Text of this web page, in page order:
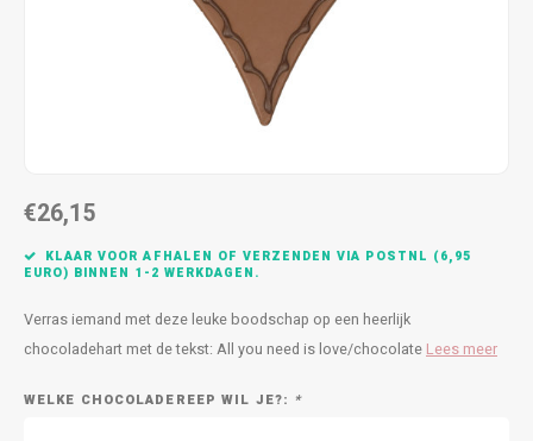
Samenwonen / Verhuizen
€26,15
KLAAR VOOR AFHALEN OF VERZENDEN VIA POSTNL (6,95
EURO) BINNEN 1-2 WERKDAGEN.
Verras iemand met deze leuke boodschap op een heerlijk
chocoladehart met de tekst: All you need is love/chocolate Lees meer
WELKE CHOCOLADEREEP WIL JE?: *